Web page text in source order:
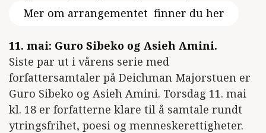
Mer om arrangementet finner du her
11. mai: Guro Sibeko og Asieh Amini.
Siste par ut i vårens serie med
forfattersamtaler på Deichman Majorstuen er
Guro Sibeko og Asieh Amini. Torsdag 11. mai
kl. 18 er forfatterne klare til å samtale rundt
ytringsfrihet, poesi og menneskerettigheter.